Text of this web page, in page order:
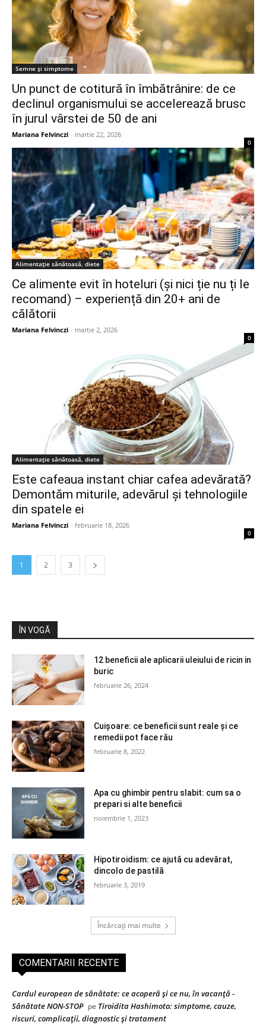
Semne și simptome
Un punct de cotitură în îmbătrânire: de ce
declinul organismului se accelerează brusc
în jurul vârstei de 50 de ani
Mariana Felvinczi - martie 22, 2026
0
Alimentație sănătoasă, diete
Ce alimente evit în hoteluri (și nici ție nu ți le
recomand) – experiență din 20+ ani de
călătorii
Mariana Felvinczi - martie 2, 2026
0
Alimentație sănătoasă, diete
Este cafeaua instant chiar cafea adevărată?
Demontăm miturile, adevărul și tehnologiile
din spatele ei
Mariana Felvinczi - februarie 18, 2026
0
1 2 3
ÎN VOGĂ
12 beneficii ale aplicarii uleiului de ricin in
buric
februarie 26, 2024
Cuișoare: ce beneficii sunt reale și ce
remedii pot face rău
februarie 8, 2022
Apa cu ghimbir pentru slabit: cum sa o
prepari si alte beneficii
noiembrie 1, 2023
Hipotiroidism: ce ajută cu adevărat,
dincolo de pastilă
februarie 3, 2019
Încărcați mai multe
COMENTARII RECENTE
Cardul european de sănătate: ce acoperă și ce nu, în vacanță -
Sănătate NON-STOP pe Tiroidita Hashimoto: simptome, cauze,
riscuri, complicații, diagnostic și tratament